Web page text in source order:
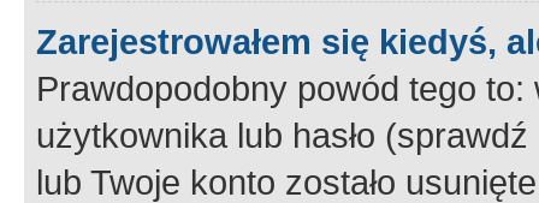
Zarejestrowałem się kiedyś,
Prawdopodobny powód tego to:
użytkownika lub hasło
lub Twoje konto zostało